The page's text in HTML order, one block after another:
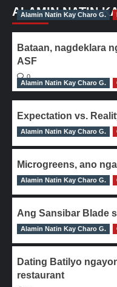
ALAMIN NATIN
Alamin Natin Kay Charo G.
Bataan, nagdeklara
ASF
0
Alamin Natin Kay Charo G.
Expectation vs.
0
Alamin Natin Kay Charo G.
Microgreens, ano
0
Alamin Natin Kay Charo G.
Ang Sansibar Blade
0
Alamin Natin Kay Charo G.
Dating Batilyo
restaurant